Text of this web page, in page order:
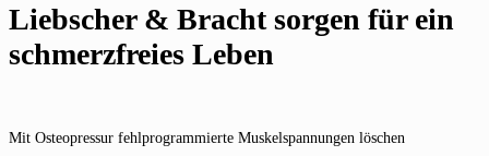
Liebscher & Bracht sorgen für ein
schmerzfreies Leben
Mit Osteopressur fehlprogrammierte Muskelspannungen löschen